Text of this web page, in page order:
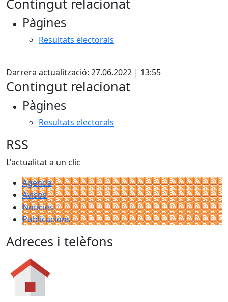
Contingut relacionat
Pàgines
Resultats electorals
Darrera actualització: 27.06.2022 | 13:55
Contingut relacionat
Pàgines
Resultats electorals
RSS
L'actualitat a un clic
Agenda
Avisos
Notícies
Publicacions
Adreces i telèfons